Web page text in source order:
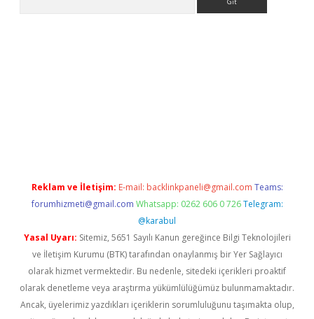
Reklam ve İletişim: E-mail: backlinkpaneli@gmail.com Teams:
forumhizmeti@gmail.com Whatsapp: 0262 606 0 726 Telegram:
@karabul
Yasal Uyarı: Sitemiz, 5651 Sayılı Kanun gereğince Bilgi Teknolojileri
ve İletişim Kurumu (BTK) tarafından onaylanmış bir Yer Sağlayıcı
olarak hizmet vermektedir. Bu nedenle, sitedeki içerikleri proaktif
olarak denetleme veya araştırma yükümlülüğümüz bulunmamaktadır.
Ancak, üyelerimiz yazdıkları içeriklerin sorumluluğunu taşımakta olup,